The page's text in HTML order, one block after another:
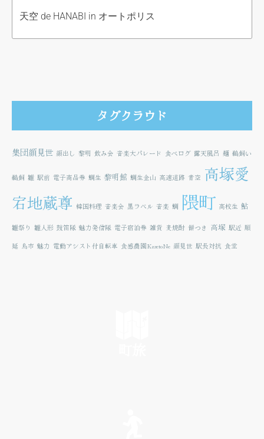
天空 de HANABI in オートポリス
タグクラウド
集団顔見世 顔出し 黎明 飲み会 音楽大パレード 食べログ 露天風呂 麺 鵜飼い
鵜飼 雛 駅前 電子商品券 鯛生 黎明館 鯛生金山 高速道路 青空 高塚愛
宕地蔵尊 韓国料理 音楽会 黒ラベル 音楽 鯛 隈町 高校生 鮎
雛祭り 雛人形 鼓笛隊 魅力発信隊 電子宿泊券 雑貨 麦焼酎 餅つき 高塚 駅近 順
延 鳥市 魅力 電動アシスト付自転車 食感農園KazetoNe 顔見世 駅長対抗 食堂